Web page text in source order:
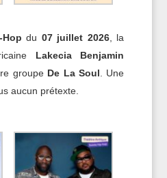
Hop du 07 juillet 2026, la
Lakecia Benjamin
groupe De La Soul. Une
aucun prétexte.